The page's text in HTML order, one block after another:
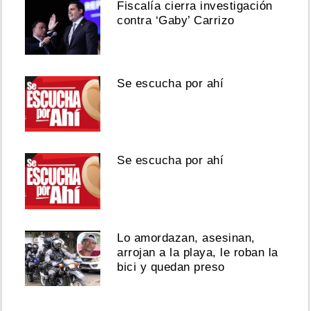
Fiscalía cierra investigación
contra ‘Gaby’ Carrizo
Se escucha por ahí
Se escucha por ahí
Lo amordazan, asesinan,
arrojan a la playa, le roban la
bici y quedan preso